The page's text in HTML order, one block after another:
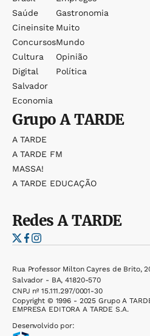
Saúde
Cineinsite
Concursos
Cultura
Digital
Salvador
Economia
Gastronomia
Muito
Mundo
Opinião
Política
GrupoA TARDE
A TARDE
A TARDE FM
MASSA!
A TARDE EDUCAÇÃO
RedesA TARDE
Rua Professor Milton Cayres de Brito,
Salvador - BA, 41820-570
CNPJ nº 15.111.297/0001-30
Copyright © 1996 - 2025 Grupo A
EMPRESA EDITORA A TARDE S.A.
Desenvolvido por: